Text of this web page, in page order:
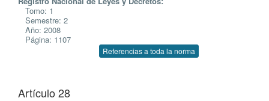
Tomo: 1
Semestre: 2
Año: 2008
Página: 1107
Referencias a toda la norma
Artículo 28